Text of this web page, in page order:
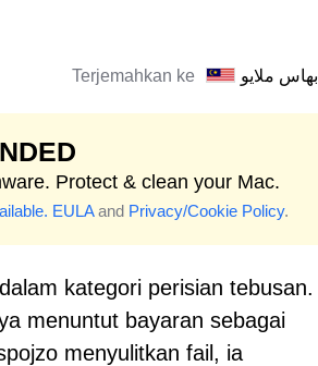
Terjemahkan ke بهاس ملايو
Protect & clean your Mac.
EULAand Privacy/Cookie Policy.
kategori perisian tebusan.
menuntut bayaran sebagai
menyulitkan fail, ia